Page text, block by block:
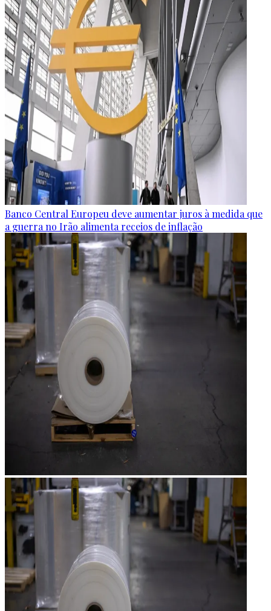
Banco Central Europeu deve aumentar juros à medida que
a guerra no Irão alimenta receios de inflação